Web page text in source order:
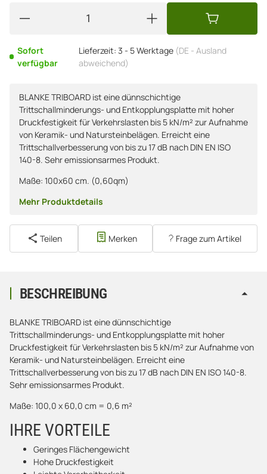
Sofort
verfügbar
Lieferzeit: 3 - 5 Werktage (DE - Ausland
abweichend)
BLANKE TRIBOARD ist eine dünnschichtige
Trittschallminderungs- und Entkopplungsplatte mit hoher
Druckfestigkeit für Verkehrslasten bis 5 kN/m² zur Aufnahme
von Keramik- und Natursteinbelägen. Erreicht eine
Trittschallverbesserung von bis zu 17 dB nach DIN EN ISO
140-8. Sehr emissionsarmes Produkt.
Maße: 100x60 cm. (0,60qm)
Mehr Produktdetails
Teilen Merken Frage zum Artikel
BESCHREIBUNG
BLANKE TRIBOARD ist eine dünnschichtige
Trittschallminderungs- und Entkopplungsplatte mit hoher
Druckfestigkeit für Verkehrslasten bis 5 kN/m² zur Aufnahme von
Keramik- und Natursteinbelägen. Erreicht eine
Trittschallverbesserung von bis zu 17 dB nach DIN EN ISO 140-8.
Sehr emissionsarmes Produkt.
Maße: 100,0 x 60,0 cm = 0,6 m²
IHRE VORTEILE
Geringes Flächengewicht
Hohe Druckfestigkeit